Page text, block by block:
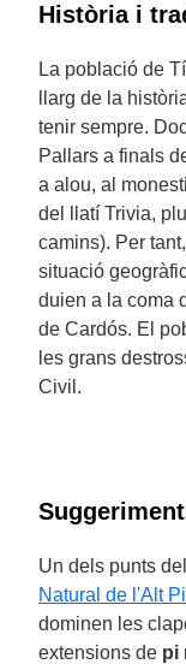
Història i
La població de
llarg de la
tenir sempre.
Pallars a finals
a alou, al
del llatí Trivia,
camins). Per
situació
duien a la coma
de Cardós. El
les grans
Civil.
Un dels punts
Natural de l'Alt
dominen les
extensions de pi